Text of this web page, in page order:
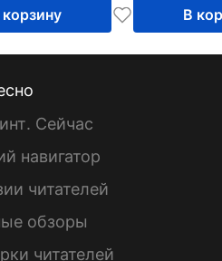
В
Сейчас
навигатор
читателей
обзоры
читателей